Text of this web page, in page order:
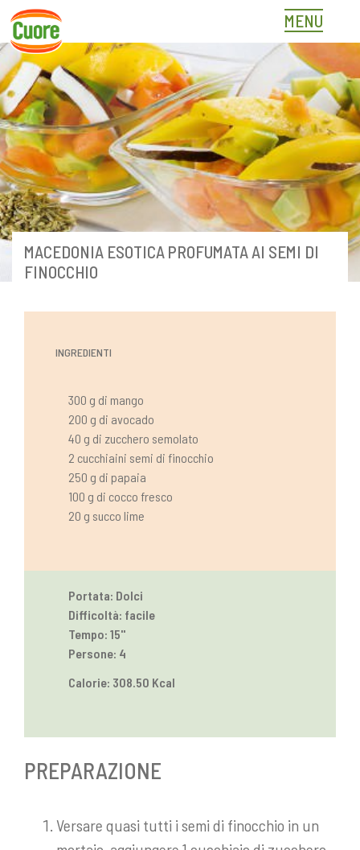
Skip
content
MENU
MACEDONIA ESOTICA PROFUMATA AI SEMI DI
FINOCCHIO
INGREDIENTI
300 g di mango
200 g di avocado
40 g di zucchero semolato
2 cucchiaini semi di finocchio
250 g di papaia
100 g di cocco fresco
20 g succo lime
Portata: Dolci
Difficoltà: facile
Tempo: 15''
Persone: 4
Calorie: 308.50 Kcal
PREPARAZIONE
Versare quasi tutti i semi di finocchio in un